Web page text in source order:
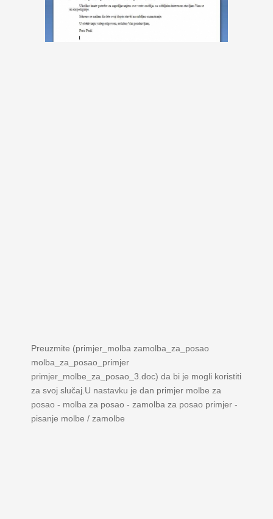
Preuzmite (primjer_molba zamolba_za_posao
molba_za_posao_primjer
primjer_molbe_za_posao_3.doc) da bi je mogli koristiti
za svoj slučaj.U nastavku je dan primjer molbe za
posao - molba za posao - zamolba za posao primjer -
pisanje molbe / zamolbe